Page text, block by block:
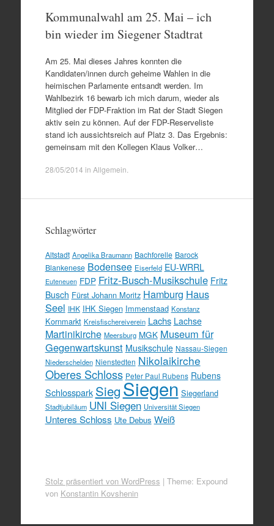
Kommunalwahl am 25. Mai – ich
bin wieder im Siegener Stadtrat
Am 25. Mai dieses Jahres konnten die
Kandidaten/innen durch geheime Wahlen in die
heimischen Parlamente entsandt werden. Im
Wahlbezirk 16 bewarb ich mich darum, wieder als
Mitglied der FDP-Fraktion im Rat der Stadt Siegen
aktiv sein zu können. Auf der FDP-Reserveliste
stand ich aussichtsreich auf Platz 3. Das Ergebnis:
gemeinsam mit den Kollegen Klaus Volker…
28/05/2014 in Allgemein
Schlagwörter
Altstadt Angelika Braumann Bachforelle Barock
Blankenese Bodensee Eiserfeld EU-WRRL
Euteneuen FDP Fritz-Busch-Musikschule Fritz
Busch Fürst Johann Moritz Hamburg Haus
Seel IHK IHK Siegen Immenstaad Konstanz
Kornmarkt Kreisfischereiverein Lachs Lachse
Martinikirche Meersburg MGK Museum für
Gegenwartskunst Musikschule Nassau-Siegen
Niederschelden Nienstedten Nikolaikirche
Oberes Schloss Peter Paul Rubens Rubens
Schlosspark SiegSiegen Siegerland
Stadtjubiläum UNI Siegen Universität Siegen
Unteres Schloss Ute Debus Weiß
Stolz präsentiert von WordPress | Theme: Expound
von Konstantin Kovshenin